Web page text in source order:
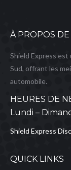
À PROPOS
Shield Express
Sud, offrant les
automobile.
HEURES DE
Lundi –
Shield Express
QUICK LINKS